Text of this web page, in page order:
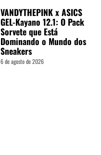
VANDYTHEPINK x ASICS
GEL-Kayano 12.1: O Pack
Sorvete que Está
Dominando o Mundo dos
Sneakers
6 de agosto de 2026